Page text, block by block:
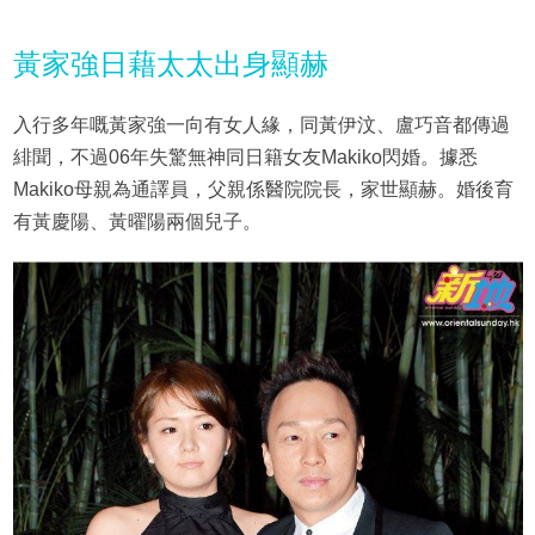
黃家強日藉太太出身顯赫
入行多年嘅黃家強一向有女人緣，同黃伊汶、盧巧音都傳過
緋聞，不過06年失驚無神同日籍女友Makiko閃婚。據悉
Makiko母親為通譯員，父親係醫院院長，家世顯赫。婚後育
有黃慶陽、黃曜陽兩個兒子。